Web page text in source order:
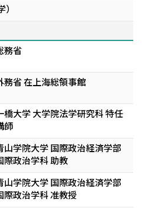
務省
務省 在上海総領事館
橋大学 大学院法学研究科 特任
師
山学院大学 国際政治経済学部
際政治学科 助教
山学院大学 国際政治経済学部
際政治学科 准教授